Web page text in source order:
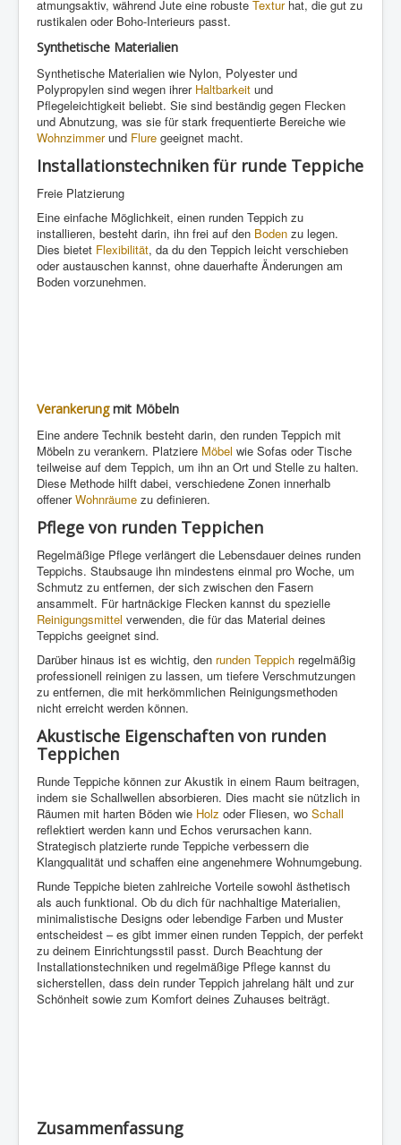
atmungsaktiv, während Jute eine robuste Texturhat, die gut zu
rustikalen oder Boho-Interieurs passt.
Synthetische Materialien
Synthetische Materialien wie Nylon, Polyester und
Polypropylen sind wegen ihrer Haltbarkeit und
Pflegeleichtigkeit beliebt. Sie sind beständig gegen Flecken
und Abnutzung, was sie für stark frequentierte Bereiche wie
Wohnzimmerund Flure geeignet macht.
Installationstechniken für runde Teppiche
Freie Platzierung
Eine einfache Möglichkeit, einen runden Teppich zu
installieren, besteht darin, ihn frei auf den Boden zu legen.
Dies bietet Flexibilität, da du den Teppich leicht verschieben
oder austauschen kannst, ohne dauerhafte Änderungen am
Boden vorzunehmen.
Verankerungmit Möbeln
Eine andere Technik besteht darin, den runden Teppich mit
Möbeln zu verankern. Platziere Möbel wie Sofas oder Tische
teilweise auf dem Teppich, um ihn an Ort und Stelle zu halten.
Diese Methode hilft dabei, verschiedene Zonen innerhalb
offenerWohnräume zu definieren.
Pflege von runden Teppichen
Regelmäßige Pflege verlängert die Lebensdauer deines runden
Teppichs. Staubsauge ihn mindestens einmal pro Woche, um
Schmutz zu entfernen, der sich zwischen den Fasern
ansammelt. Für hartnäckige Flecken kannst du spezielle
Reinigungsmittel verwenden, die für das Material deines
Teppichs geeignet sind.
Darüber hinaus ist es wichtig, den runden Teppich regelmäßig
professionell reinigen zu lassen, um tiefere Verschmutzungen
zu entfernen, die mit herkömmlichen Reinigungsmethoden
nicht erreicht werden können.
Akustische Eigenschaften von runden
Teppichen
Runde Teppiche können zur Akustik in einem Raum beitragen,
indem sie Schallwellen absorbieren. Dies macht sie nützlich in
Räumen mit harten Böden wie Holz oder Fliesen, wo Schall
reflektiert werden kann und Echos verursachen kann.
Strategisch platzierte runde Teppiche verbessern die
Klangqualität und schaffen eine angenehmere Wohnumgebung.
Runde Teppiche bieten zahlreiche Vorteile sowohl ästhetisch
als auch funktional. Ob du dich für nachhaltige Materialien,
minimalistische Designs oder lebendige Farben und Muster
entscheidest – es gibt immer einen runden Teppich, der perfekt
zu deinem Einrichtungsstil passt. Durch Beachtung der
Installationstechniken und regelmäßige Pflege kannst du
sicherstellen, dass dein runder Teppich jahrelang hält und zur
Schönheit sowie zum Komfort deines Zuhauses beiträgt.
Zusammenfassung